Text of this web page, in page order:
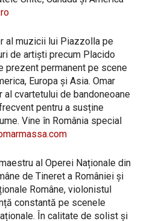
al muzicii lui Piazzolla pe
de artiști precum Placido
prezent permanent pe scene
Europa și Asia. Omar
cvartetului de bandoneoane
pentru a susține
Vine în România special
al Operei Naționale din
de Tineret a României și
Române, violonistul
constantă pe scenele
În calitate de solist și